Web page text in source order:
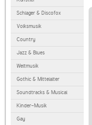
Schlager & Discofox
Volksmusik
Country
Jazz & Blues
Weltmusik
Gothic & Mittelalter
Soundtracks & Musical
Kinder-Musik
Gay